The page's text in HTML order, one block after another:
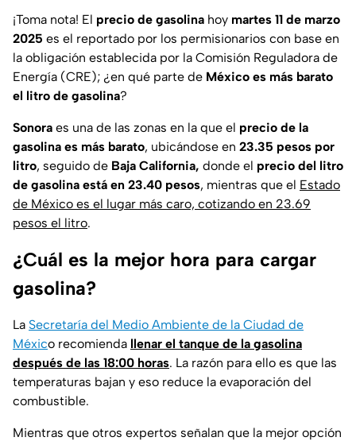
¡Toma nota! El precio de gasolina hoy martes 11 de marzo
2025 es el reportado por los permisionarios con base en
la obligación establecida por la Comisión Reguladora de
Energía (CRE); ¿en qué parte de México es más barato
el litro de gasolina?
Sonora es una de las zonas en la que el precio de la
gasolina es más barato, ubicándose en 23.35 pesos por
litro, seguido de Baja California, donde el precio del litro
de gasolina está en 23.40 pesos, mientras que el Estado
de México es el lugar más caro, cotizando en 23.69
pesos el litro.
¿Cuál es la mejor hora para cargar
gasolina?
La Secretaría del Medio Ambiente de la Ciudad de
México recomienda llenar el tanque de la gasolina
después de las 18:00 horas. La razón para ello es que las
temperaturas bajan y eso reduce la evaporación del
combustible.
Mientras que otros expertos señalan que la mejor opción